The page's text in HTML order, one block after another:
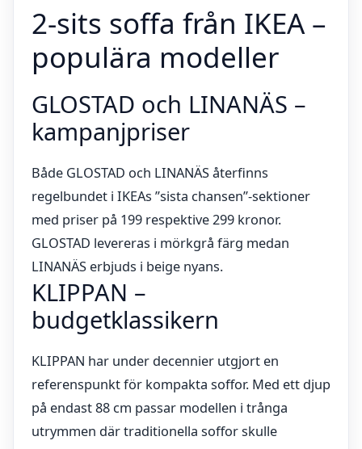
2-sits soffa från IKEA –
populära modeller
GLOSTAD och LINANÄS –
kampanjpriser
Både GLOSTAD och LINANÄS återfinns
regelbundet i IKEAs ”sista chansen”-sektioner
med priser på 199 respektive 299 kronor.
GLOSTAD levereras i mörkgrå färg medan
LINANÄS erbjuds i beige nyans.
KLIPPAN –
budgetklassikern
KLIPPAN har under decennier utgjort en
referenspunkt för kompakta soffor. Med ett djup
på endast 88 cm passar modellen i trånga
utrymmen där traditionella soffor skulle